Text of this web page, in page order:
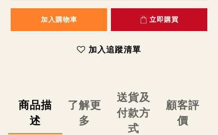
加入購物車 立即購買
加入追蹤清單
商品描
述
了解更
多
送貨及
付款方
式
顧客評
價